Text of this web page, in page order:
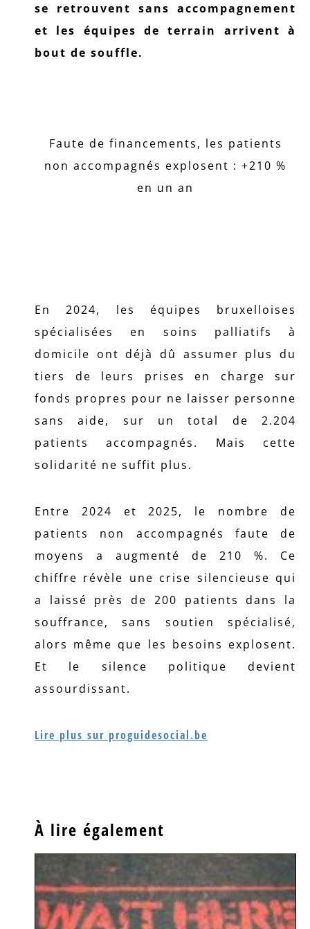
se retrouvent sans accompagnement
et les équipes de terrain arrivent à
bout de souffle.
Faute de financements, les patients
non accompagnés explosent : +210 %
en un an
En 2024, les équipes bruxelloises
spécialisées en soins palliatifs à
domicile ont déjà dû assumer plus du
tiers de leurs prises en charge sur
fonds propres pour ne laisser personne
sans aide, sur un total de 2.204
patients accompagnés. Mais cette
solidarité ne suffit plus.
Entre 2024 et 2025, le nombre de
patients non accompagnés faute de
moyens a augmenté de 210 %. Ce
chiffre révèle une crise silencieuse qui
a laissé près de 200 patients dans la
souffrance, sans soutien spécialisé,
alors même que les besoins explosent.
Et le silence politique devient
assourdissant.
Lire plus sur proguidesocial.be
À lire également